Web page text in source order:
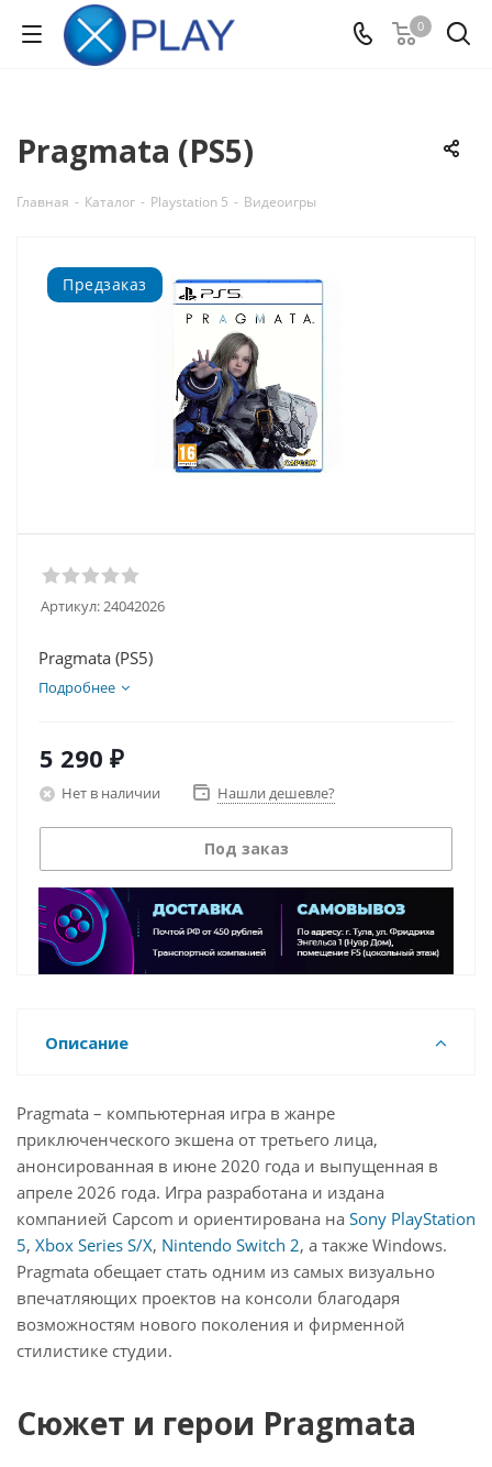
0
Pragmata (PS5)
Главная - Каталог - Playstation 5 - Видеоигры
Предзаказ
Артикул:24042026
Pragmata (PS5)
Подробнее
5 290 ₽
Нет в наличии Нашли дешевле?
Под заказ
Описание
Pragmata – компьютерная игра в жанре
приключенческого экшена от третьего лица,
анонсированная в июне 2020 года и выпущенная в
апреле 2026 года. Игра разработана и издана
компанией Capcom и ориентирована на Sony PlayStation
5, Xbox Series S/X, Nintendo Switch 2, а также Windows.
Pragmata обещает стать одним из самых визуально
впечатляющих проектов на консоли благодаря
возможностям нового поколения и фирменной
стилистике студии.
Сюжет и герои Pragmata